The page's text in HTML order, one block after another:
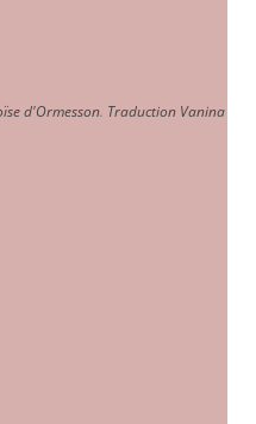
d'Ormesson. Traduction Vanina